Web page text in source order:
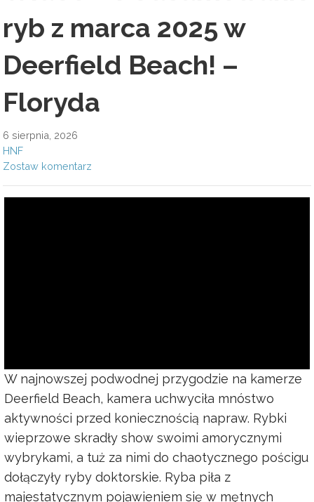
ryb z marca 2025 w
Deerfield Beach! –
Floryda
6 sierpnia, 2026
HNF
Zostaw komentarz
W najnowszej podwodnej przygodzie na kamerze
Deerfield Beach, kamera uchwyciła mnóstwo
aktywności przed koniecznością napraw. Rybki
wieprzowe skradły show swoimi amorycznymi
wybrykami, a tuż za nimi do chaotycznego pościgu
dołączyły ryby doktorskie. Ryba piła z
majestatycznym pojawieniem się w mętnych